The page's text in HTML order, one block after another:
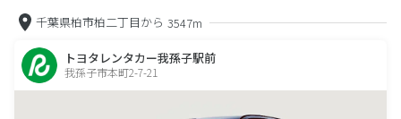
千葉県柏市柏二丁目から 3547m
トヨタレンタカー我孫子駅前
我孫子市本町2-7-21